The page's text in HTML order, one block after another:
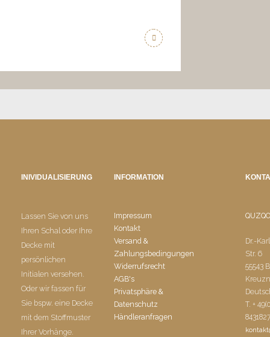
INIVIDUALISIERUNG
Lassen Sie von uns
Ihren Schal oder Ihre
Decke mit
persönlichen
Initialen versehen.
Oder wir fassen für
Sie bspw. eine Decke
mit dem Stoffmuster
Ihrer Vorhänge.
INFORMATION
Impressum
Kontakt
Versand &
Zahlungsbedingungen
Widerrufsrecht
AGB's
Privatsphäre &
Datenschutz
Händleranfragen
QUZQO
Dr.-
Str. 6
55543
T. +